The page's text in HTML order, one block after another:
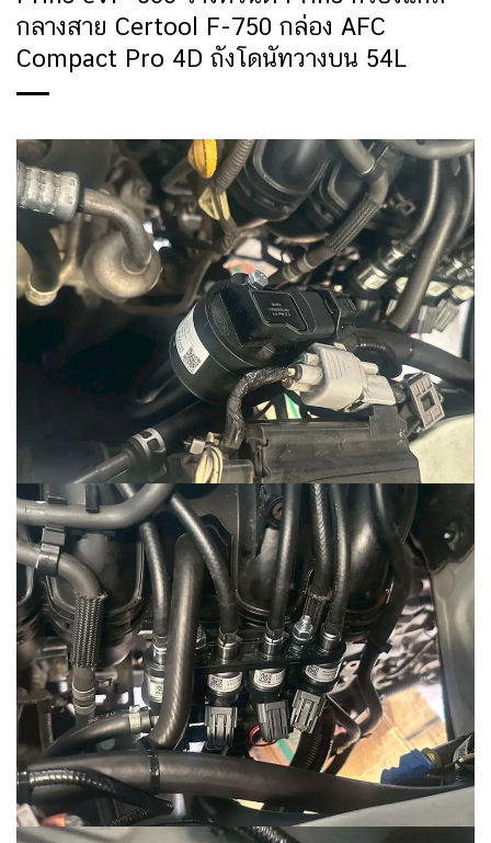
กลางสาย Certool F-750 กล่อง AFC
Compact Pro 4D ถังโดนัทวางบน 54L